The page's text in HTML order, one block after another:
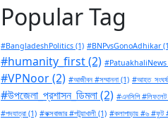
Popular Tag
#BangladeshPolitics (1) #BNPvsGonoAdhikar
#humanity_first(2) #PatuakhaliNews
#VPNoor(2) #আজীবন #সম্মাননা (1) #আহত_সংঘর্ষ
#উপজেলা_প্রশাসন_ডিমলা(2) #এনসিপি
#পদযাত্রা (1) #কক্সবাজার #পটুয়াখালী (1) #কলাপাড়ায় #৬ #ফুট